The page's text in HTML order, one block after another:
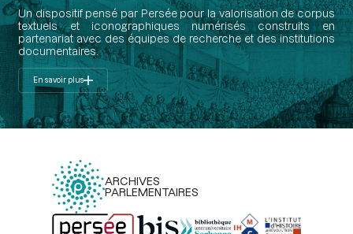
Un dispositif pensé par Persée pour la valorisation de corpus
textuels et iconographiques numérisés construits en
partenariat avec des équipes de recherche et des institutions
documentaires.
En savoir plus
ARCHIVES
PARLEMENTAIRES